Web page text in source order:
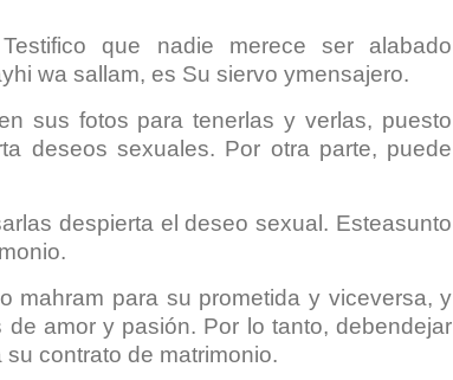
que nadie merece ser alabado
wa sallam, es Su siervo ymensajero.
sus fotos para tenerlas y verlas, puesto
deseos sexuales. Por otra parte, puede
despierta el deseo sexual. Esteasunto
mahram para su prometida y viceversa, y
amor y pasión. Por lo tanto, debendejar
contrato de matrimonio.